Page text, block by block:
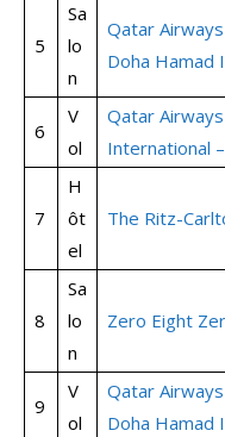
5
Sa
lo
n
Qatar
Doha Hamad
6
V
ol
Qatar
International
7
H
ôt
el
The Ritz-
8
Sa
lo
n
Zero Eight
9
V
ol
Qatar
Doha Hamad